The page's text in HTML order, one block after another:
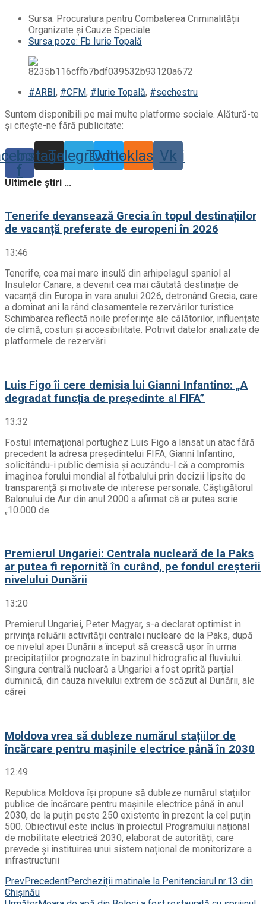
Sursa: Procuratura pentru Combaterea Criminalității
Organizate și Cauze Speciale
Sursa poze: Fb Iurie Topală
#ARBI, #CFM, #Iurie Topală, #sechestru
Suntem disponibili pe mai multe platforme sociale. Alătură-te
și citește-ne fără publicitate:
f
Instagram
TelegramTwitter
Odnoklassniki
Vk
Ultimele știri ...
Tenerife devansează Grecia în topul destinațiilor
de vacanță preferate de europeni în 2026
13:46
Tenerife, cea mai mare insulă din arhipelagul spaniol al
Insulelor Canare, a devenit cea mai căutată destinație de
vacanță din Europa în vara anului 2026, detronând Grecia, care
a dominat ani la rând clasamentele rezervărilor turistice.
Schimbarea reflectă noile preferințe ale călătorilor, influențate
de climă, costuri și accesibilitate. Potrivit datelor analizate de
platformele de rezervări
Luis Figo îi cere demisia lui Gianni Infantino: „A
degradat funcția de președinte al FIFA”
13:32
Fostul internațional portughez Luis Figo a lansat un atac fără
precedent la adresa președintelui FIFA, Gianni Infantino,
solicitându-i public demisia și acuzându-l că a compromis
imaginea forului mondial al fotbalului prin decizii lipsite de
transparență și motivate de interese personale. Câștigătorul
Balonului de Aur din anul 2000 a afirmat că ar putea scrie
„10.000 de
Premierul Ungariei: Centrala nucleară de la Paks
ar putea fi repornită în curând, pe fondul creșterii
nivelului Dunării
13:20
Premierul Ungariei, Peter Magyar, s-a declarat optimist în
privința reluării activității centralei nucleare de la Paks, după
ce nivelul apei Dunării a început să crească ușor în urma
precipitațiilor prognozate în bazinul hidrografic al fluviului.
Singura centrală nucleară a Ungariei a fost oprită parțial
duminică, din cauza nivelului extrem de scăzut al Dunării, ale
cărei
Moldova vrea să dubleze numărul stațiilor de
încărcare pentru mașinile electrice până în 2030
12:49
Republica Moldova își propune să dubleze numărul stațiilor
publice de încărcare pentru mașinile electrice până în anul
2030, de la puțin peste 250 existente în prezent la cel puțin
500. Obiectivul este inclus în proiectul Programului național
de mobilitate electrică 2030, elaborat de autorități, care
prevede și instituirea unui sistem național de monitorizare a
infrastructurii
PrevPrecedentPercheziții matinale la Penitenciarul nr.13 din
Chișinău